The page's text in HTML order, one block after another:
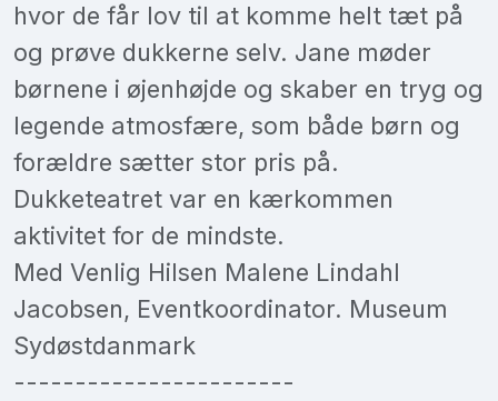
hvor de får lov til at komme helt tæt på
og prøve dukkerne selv. Jane møder
børnene i øjenhøjde og skaber en tryg og
legende atmosfære, som både børn og
forældre sætter stor pris på.
Dukketeatret var en kærkommen
aktivitet for de mindste.
Med Venlig Hilsen Malene Lindahl
Jacobsen, Eventkoordinator. Museum
Sydøstdanmark
-----------------------